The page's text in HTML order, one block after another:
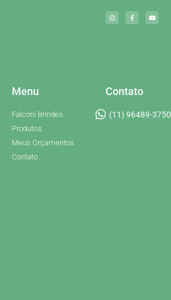
Menu
Falconi Brindes
Produtos
Meus Orçamentos
Contato
Contato
(11) 96489-3750